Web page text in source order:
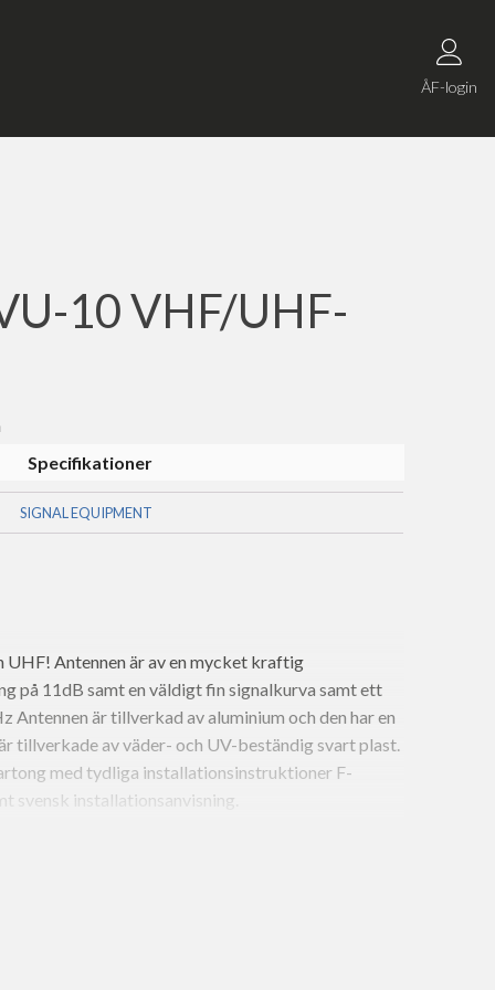
ÅF-login
10 VHF/UHF-
Specifikationer
SIGNAL EQUIPMENT
Antennen är av en mycket kraftig
på 11dB samt en väldigt fin signalkurva samt ett
är tillverkad av aluminium och den har en
tillverkade av väder- och UV-beständig svart plast.
med tydliga installationsinstruktioner F-
svensk installationsanvisning.